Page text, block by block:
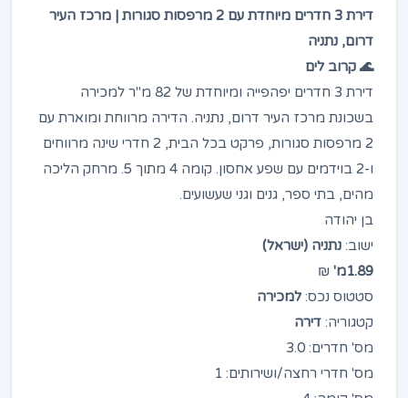
דירת 3 חדרים מיוחדת עם 2 מרפסות סגורות | מרכז העיר
דרום, נתניה
🌊 קרוב לים
דירת 3 חדרים יפהפייה ומיוחדת של 82 מ"ר למכירה
בשכונת מרכז העיר דרום, נתניה. הדירה מרווחת ומוארת עם
2 מרפסות סגורות, פרקט בכל הבית, 2 חדרי שינה מרווחים
ו-2 בוידמים עם שפע אחסון. קומה 4 מתוך 5. מרחק הליכה
מהים, בתי ספר, גנים וגני שעשועים.
בן יהודה
ישוב: נתניה (ישראל)
1.89מ'
₪
סטטוס נכס: למכירה
קטגוריה: דירה
מס' חדרים: 3.0
מס' חדרי רחצה/ושירותים: 1